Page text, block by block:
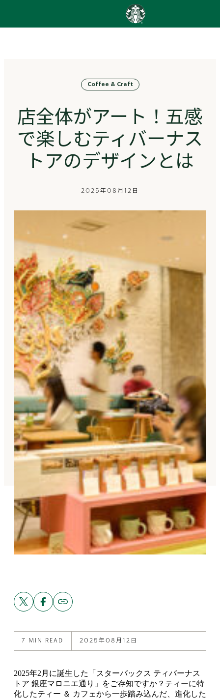
Go
ッ
ス
ー
リ
ー
ズ
Coffee & Craft
店全体がアート！五感
で楽しむティバーナス
トアのデザインとは
2025年08月12日
Share
this
post
X
Share
this
post
Facebook
Copy
link
to
7 MIN READ 2025年08月12日
2025年2月に誕生した「スターバックス ティバーナス
トア 銀座マロニエ通り」をご存知ですか？ティーに特
化したティー ＆ カフェから一歩踏み込んだ、進化した